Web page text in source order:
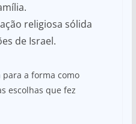
religiosa sólida
de Israel.
a forma como
escolhas que fez